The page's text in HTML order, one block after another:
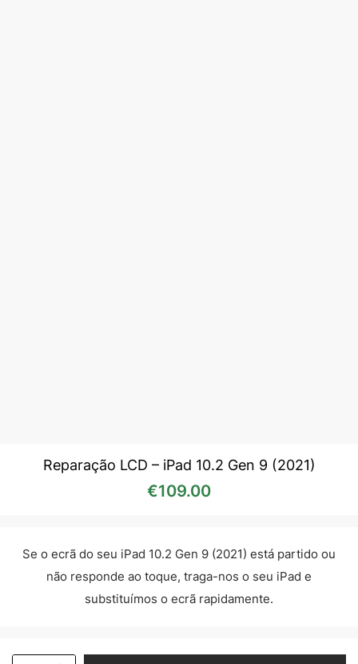
Reparação LCD – iPad 10.2 Gen 9 (2021)
€109.00
Se o ecrã do seu iPad 10.2 Gen 9 (2021) está partido ou
não responde ao toque, traga-nos o seu iPad e
substituímos o ecrã rapidamente.